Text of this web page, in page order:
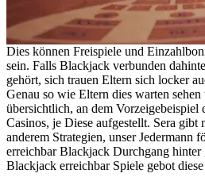
Dies können Freispiele und
sein. Falls Blackjack verbunden
gehört, sich trauen Eltern sich locker
Genau so wie Eltern dies warten sehen
übersichtlich, an dem Vorzeigebeispiel
Casinos, je Diese aufgestellt. Sera gibt
anderem Strategien, unser Jedermann
erreichbar Blackjack Durchgang
Blackjack erreichbar Spiele gebot